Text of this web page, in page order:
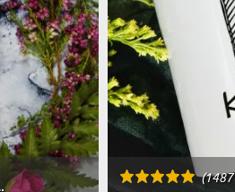
ÉLELMISZEREK
AZ AJÁNDÉK VONÁSAI
(1487